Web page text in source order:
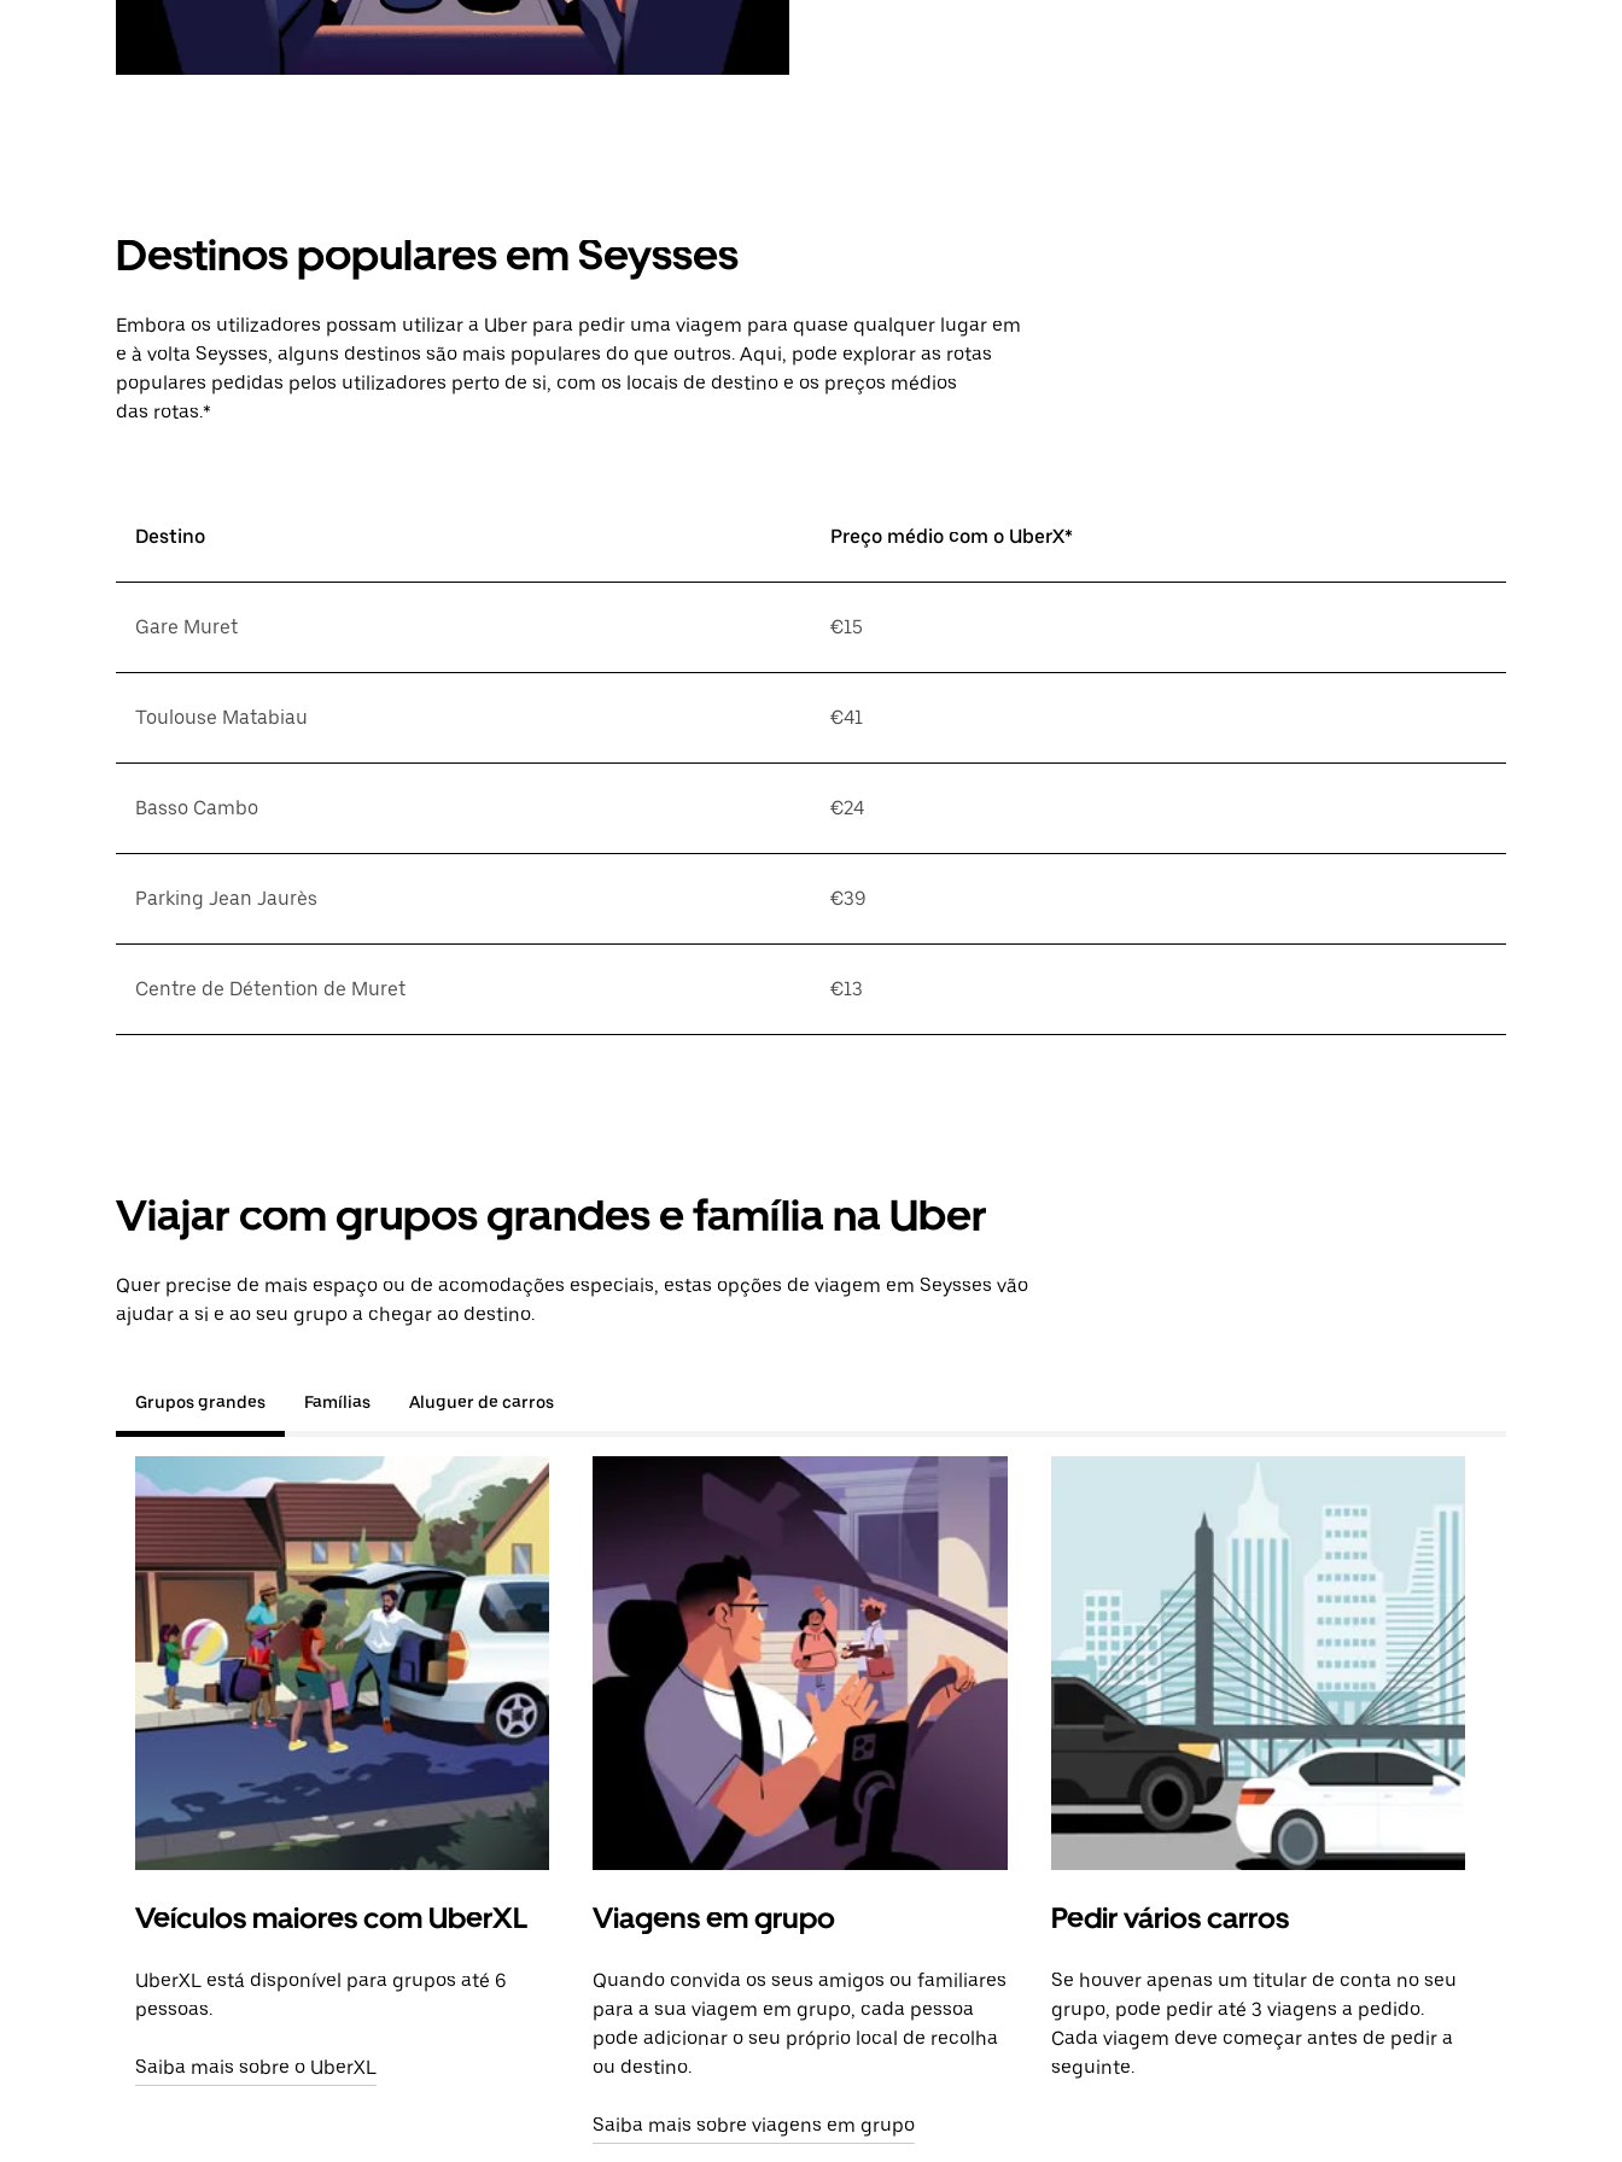
Destinos populares em Seysses
Embora os utilizadores possam utilizar a Uber para pedir uma viagem para quase qualquer lugar em
e à volta Seysses, alguns destinos são mais populares do que outros. Aqui, pode explorar as rotas
populares pedidas pelos utilizadores perto de si, com os locais de destino e os preços médios
das rotas.*
Destino Preço médio com o UberX*
Gare Muret €15
Toulouse Matabiau €41
Basso Cambo €24
Parking Jean Jaurès €39
Centre de Détention de Muret €13
Viajar com grupos grandes e família na Uber
Quer precise de mais espaço ou de acomodações especiais, estas opções de viagem em Seysses vão
ajudar a si e ao seu grupo a chegar ao destino.
Grupos grandes Famílias Aluguer de carros
Veículos maiores com UberXL
UberXL está disponível para grupos até 6
pessoas.
Saiba mais sobre o UberXL
Viagens em grupo
Quando convida os seus amigos ou familiares
para a sua viagem em grupo, cada pessoa
pode adicionar o seu próprio local de recolha
ou destino.
Saiba mais sobre viagens em grupo
Pedir vários carros
Se houver apenas um titular de conta no seu
grupo, pode pedir até 3 viagens a pedido.
Cada viagem deve começar antes de pedir a
seguinte.